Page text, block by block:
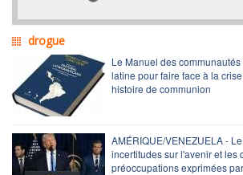
drogue
Le Manuel des
latine pour faire face à la
histoire de communion
AMÉRIQUE/VENEZUELA -
incertitudes sur l'avenir et les
préoccupations exprimées